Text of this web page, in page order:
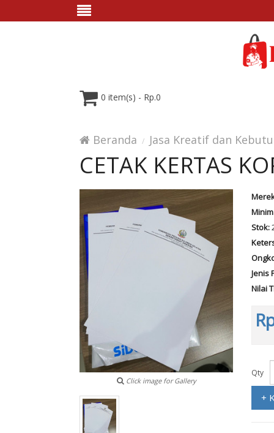
0 item(s) - Rp.0
Beranda Jasa Kreatif dan
CETAK KERTAS
Click image for Gallery
Stok:
Jenis
Nilai
Qty
+